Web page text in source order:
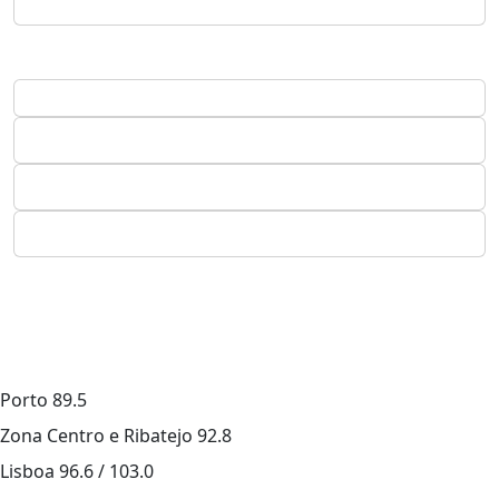
Porto 89.5
Zona Centro e Ribatejo 92.8
Lisboa 96.6 / 103.0